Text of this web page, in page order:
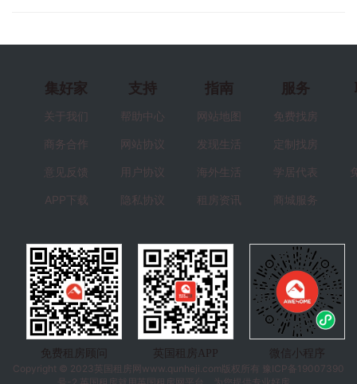
集好家
关于我们
商务合作
意见反馈
APP下载
支持
帮助中心
网站协议
用户协议
隐私协议
指南
网站地图
发现生活
海外生活
租房资讯
服务
免费找房
定制找房
学居代表
商城服务
免费租房顾问 英国租房APP
微信小程序
Copyright © 2023 英国租房 网www.qunheji.com版权所有
豫ICP备19007390